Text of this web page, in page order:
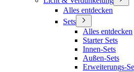
Alles entdecken
Sets
Alles entdecken
Starter Sets
Innen-Sets
Außen-Sets
Erweiterungs-